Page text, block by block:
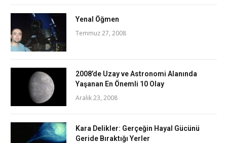
Yenal Öğmen
Temmuz 27, 2008
2008’de Uzay ve Astronomi Alanında
Yaşanan En Önemli 10 Olay
Aralık 23, 2008
Kara Delikler: Gerçeğin Hayal Gücünü
Geride Bıraktığı Yerler